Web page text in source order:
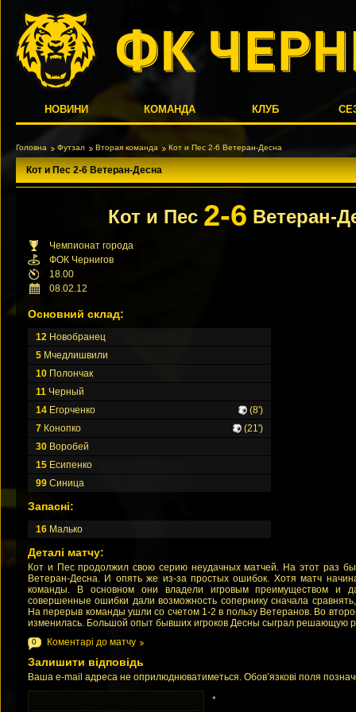
НОВИНИ КОМАНДА КЛУБ
Головна Футзал Вторая команда Кот и Пес 2-6 Ветеран-Десна
Кот и Пес 2-6 Ветеран-Десна
Кот и Пес 2-6 Ветеран-
Чемпионат города
ФОК Чернигов
18.00
08.02.12
Основний склад:
12 Новобранец
5 Мчедлишвили
10 Полончак
11 Черный
14 Егорченко
(8')
7 Конопко
(21')
30 Воробей
15 Есипенко
99 Синица
Запасні:
16 Малько
Деталі матчу:
Кот и Пес продолжил свою серию неудачных матчей. На этот раз
Ветеран-Десна. И опять же из-за простых ошибок. Хотя матч
команды. В основном они владели игровым преимуществом и
совершенные ошибки дали возможность сопернику сначала
На перерыв команды ушли со счетом 1-2 в пользу Ветеранов. Во
изменилась. Большой опыт бывших игроков Десны сыграл решающую
0 Коментарі до матчу
Залишити відповідь
Ваша e-mail адреса не оприлюднюватиметься. Обов’язкові поля
*